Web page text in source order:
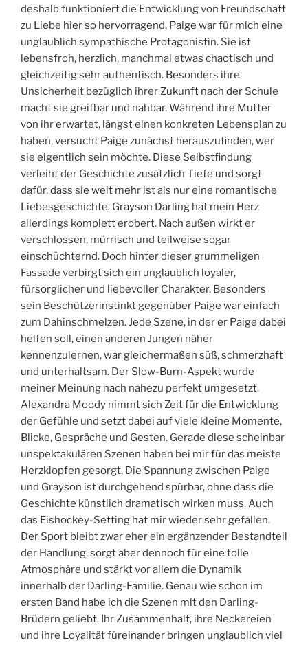
deshalb funktioniert die Entwicklung von Freundschaft
zu Liebe hier so hervorragend. Paige war für mich eine
unglaublich sympathische Protagonistin. Sie ist
lebensfroh, herzlich, manchmal etwas chaotisch und
gleichzeitig sehr authentisch. Besonders ihre
Unsicherheit bezüglich ihrer Zukunft nach der Schule
macht sie greifbar und nahbar. Während ihre Mutter
von ihr erwartet, längst einen konkreten Lebensplan zu
haben, versucht Paige zunächst herauszufinden, wer
sie eigentlich sein möchte. Diese Selbstfindung
verleiht der Geschichte zusätzlich Tiefe und sorgt
dafür, dass sie weit mehr ist als nur eine romantische
Liebesgeschichte. Grayson Darling hat mein Herz
allerdings komplett erobert. Nach außen wirkt er
verschlossen, mürrisch und teilweise sogar
einschüchternd. Doch hinter dieser grummeligen
Fassade verbirgt sich ein unglaublich loyaler,
fürsorglicher und liebevoller Charakter. Besonders
sein Beschützerinstinkt gegenüber Paige war einfach
zum Dahinschmelzen. Jede Szene, in der er Paige dabei
helfen soll, einen anderen Jungen näher
kennenzulernen, war gleichermaßen süß, schmerzhaft
und unterhaltsam. Der Slow-Burn-Aspekt wurde
meiner Meinung nach nahezu perfekt umgesetzt.
Alexandra Moody nimmt sich Zeit für die Entwicklung
der Gefühle und setzt dabei auf viele kleine Momente,
Blicke, Gespräche und Gesten. Gerade diese scheinbar
unspektakulären Szenen haben bei mir für das meiste
Herzklopfen gesorgt. Die Spannung zwischen Paige
und Grayson ist durchgehend spürbar, ohne dass die
Geschichte künstlich dramatisch wirken muss. Auch
das Eishockey-Setting hat mir wieder sehr gefallen.
Der Sport bleibt zwar eher ein ergänzender Bestandteil
der Handlung, sorgt aber dennoch für eine tolle
Atmosphäre und stärkt vor allem die Dynamik
innerhalb der Darling-Familie. Genau wie schon im
ersten Band habe ich die Szenen mit den Darling-
Brüdern geliebt. Ihr Zusammenhalt, ihre Neckereien
und ihre Loyalität füreinander bringen unglaublich viel